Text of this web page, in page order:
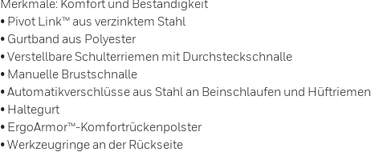
Merkmale: Komfort und Beständigkeit
• Pivot Link™ aus verzinktem Stahl
• Gurtband aus Polyester
• Verstellbare Schulterriemen mit Durchsteckschnalle
• Manuelle Brustschnalle
• Automatikverschlüsse aus Stahl an Beinschlaufen und Hüftriemen
• Haltegurt
• ErgoArmor™-Komfortrückenpolster
• Werkzeugringe an der Rückseite